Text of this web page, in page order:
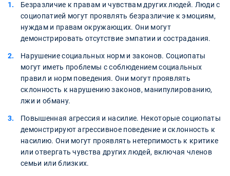
Безразличие к правам и чувствам других людей. Люди с
социопатией могут проявлять безразличие к эмоциям,
нуждам и правам окружающих. Они могут
демонстрировать отсутствие эмпатии и сострадания.
Нарушение социальных норм и законов. Социопаты
могут иметь проблемы с соблюдением социальных
правил и норм поведения. Они могут проявлять
склонность к нарушению законов, манипулированию,
лжи и обману.
Повышенная агрессия и насилие. Некоторые социопаты
демонстрируют агрессивное поведение и склонность к
насилию. Они могут проявлять нетерпимость к критике
или отвергать чувства других людей, включая членов
семьи или близких.